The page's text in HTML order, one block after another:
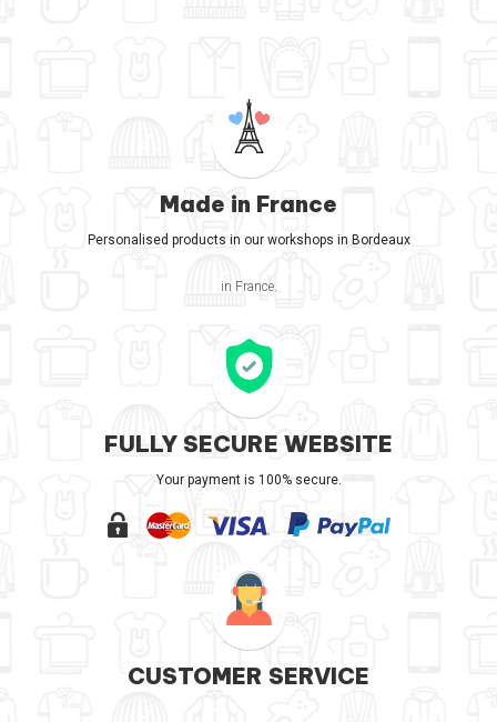
Made in France
Personalised products in our workshops in Bordeaux
in France.
FULLY SECURE WEBSITE
Your payment is 100% secure.
CUSTOMER SERVICE